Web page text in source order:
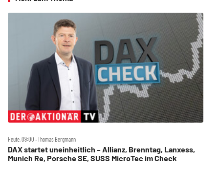
Heute, 09:00 ‧ Thomas Bergmann
DAX startet uneinheitlich – Allianz, Brenntag, Lanxess,
Munich Re, Porsche SE, SUSS MicroTec im Check